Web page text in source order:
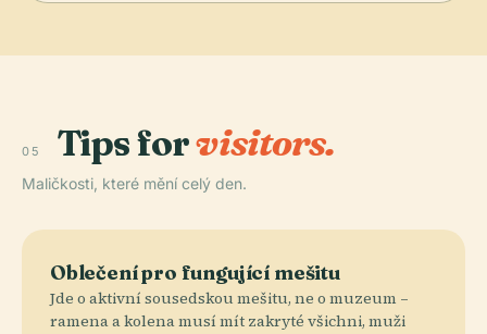
05 Tips forvisitors.
Maličkosti, které mění celý den.
Oblečení pro fungující mešitu
Jde o aktivní sousedskou mešitu, ne o muzeum –
ramena a kolena musí mít zakryté všichni, muži